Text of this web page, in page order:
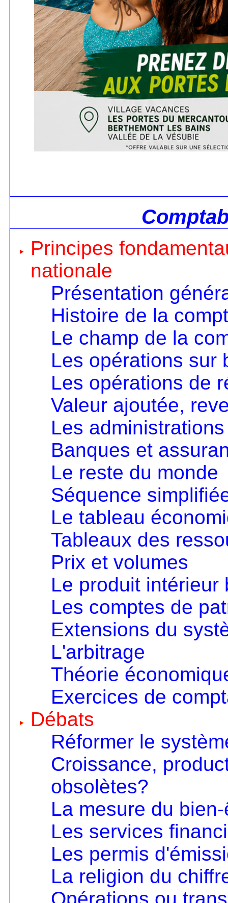
Principes
nationale
Présentation
Histoire de la
Le champ de la
Les opérations sur
Les opérations de
Valeur ajoutée,
Les
Banques et
Le reste du monde
Séquence
Le tableau
Tableaux des
Prix et volumes
Le produit intérieur
Les comptes de
Extensions du
L'arbitrage
Théorie
Exercices de
Débats
Réformer le
Croissance,
obsolètes?
La mesure du
Les services
Les permis
La religion du